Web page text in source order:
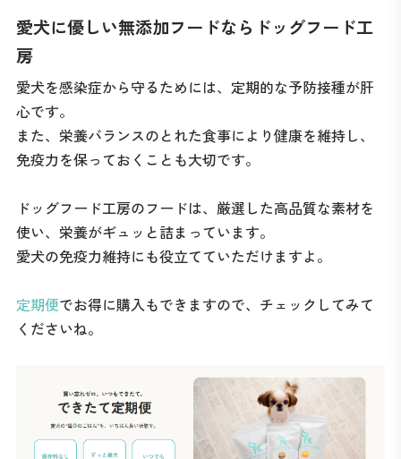
愛犬に優しい無添加フードならドッグフード工
房
愛犬を感染症から守るためには、定期的な予防接種が肝
心です。
また、栄養バランスのとれた食事により健康を維持し、
免疫力を保っておくことも大切です。
ドッグフード工房のフードは、厳選した高品質な素材を
使い、栄養がギュッと詰まっています。
愛犬の免疫力維持にも役立てていただけますよ。
定期便でお得に購入もできますので、チェックしてみて
くださいね。